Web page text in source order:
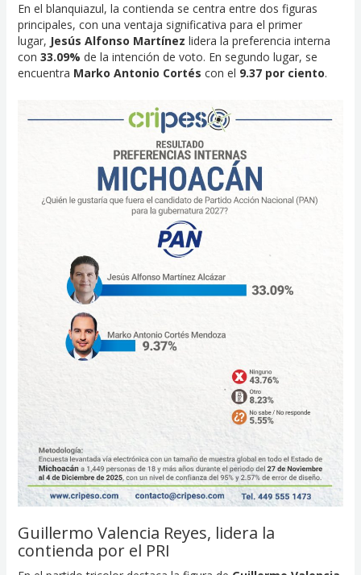
En el blanquiazul, la contienda se centra entre dos figuras
principales, con una ventaja significativa para el primer
lugar, Jesús Alfonso Martínez lidera la preferencia interna
con 33.09% de la intención de voto. En segundo lugar, se
encuentra Marko Antonio Cortés con el 9.37 por ciento.
Guillermo Valencia Reyes, lidera la
contienda por el PRI